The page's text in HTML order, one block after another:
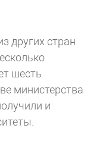
других стран
шесть
министерства
и